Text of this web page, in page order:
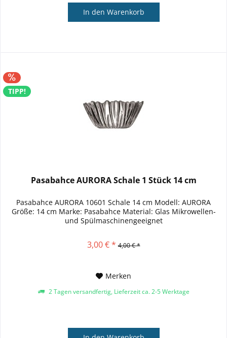
In den Warenkorb
TIPP!
Pasabahce AURORA Schale 1 Stück 14 cm
Pasabahce AURORA 10601 Schale 14 cm Modell: AURORA
Größe: 14 cm Marke: Pasabahce Material: Glas Mikrowellen-
und Spülmaschinengeeignet
3,00 € * 4,00 € *
Merken
2 Tagen versandfertig, Lieferzeit ca. 2-5 Werktage